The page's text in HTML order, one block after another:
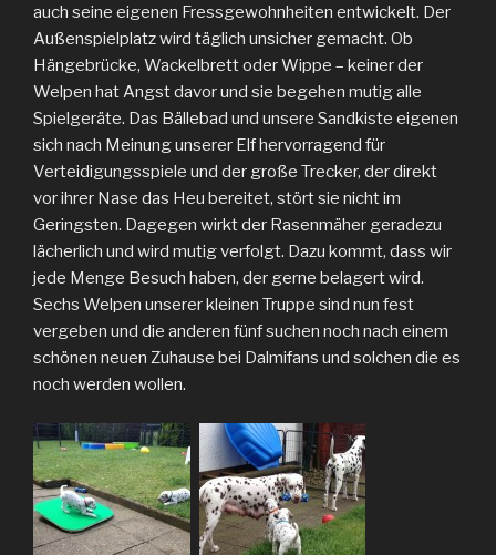
auch seine eigenen Fressgewohnheiten entwickelt. Der
Außenspielplatz wird täglich unsicher gemacht. Ob
Hängebrücke, Wackelbrett oder Wippe – keiner der
Welpen hat Angst davor und sie begehen mutig alle
Spielgeräte. Das Bällebad und unsere Sandkiste eigenen
sich nach Meinung unserer Elf hervorragend für
Verteidigungsspiele und der große Trecker, der direkt
vor ihrer Nase das Heu bereitet, stört sie nicht im
Geringsten. Dagegen wirkt der Rasenmäher geradezu
lächerlich und wird mutig verfolgt. Dazu kommt, dass wir
jede Menge Besuch haben, der gerne belagert wird.
Sechs Welpen unserer kleinen Truppe sind nun fest
vergeben und die anderen fünf suchen noch nach einem
schönen neuen Zuhause bei Dalmifans und solchen die es
noch werden wollen.